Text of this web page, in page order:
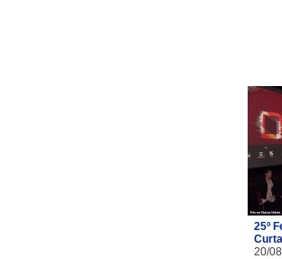
25º
20/